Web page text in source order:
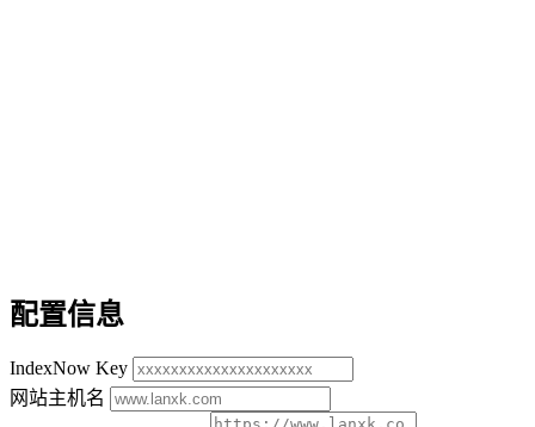
配置信息
IndexNow Key
网站主机名